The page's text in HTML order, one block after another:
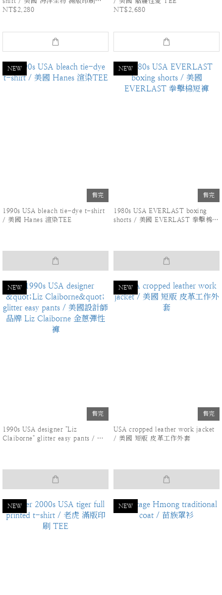
TEE
NT$2,280
NT$2,680
NEW
售完
1990s USA bleach tie-dye t-shirt
/ 美國 Hanes 渲染TEE
NEW
售完
1980s USA EVERLAST boxing
shorts / 美國 EVERLAST 拳擊棉短
NEW
售完
1990s USA designer "Liz
Claiborne" glitter easy pants / 美
NEW
售完
USA cropped leather work jacket
/ 美國 短版 皮革工作外套
NEW NEW